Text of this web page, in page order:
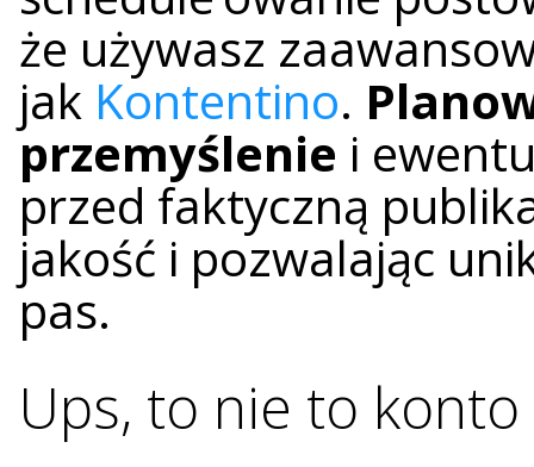
że używasz
jak Kontentino.
przemyślenie i
przed faktyczną
jakość i pozwalając
pas.
Ups, to nie to konto